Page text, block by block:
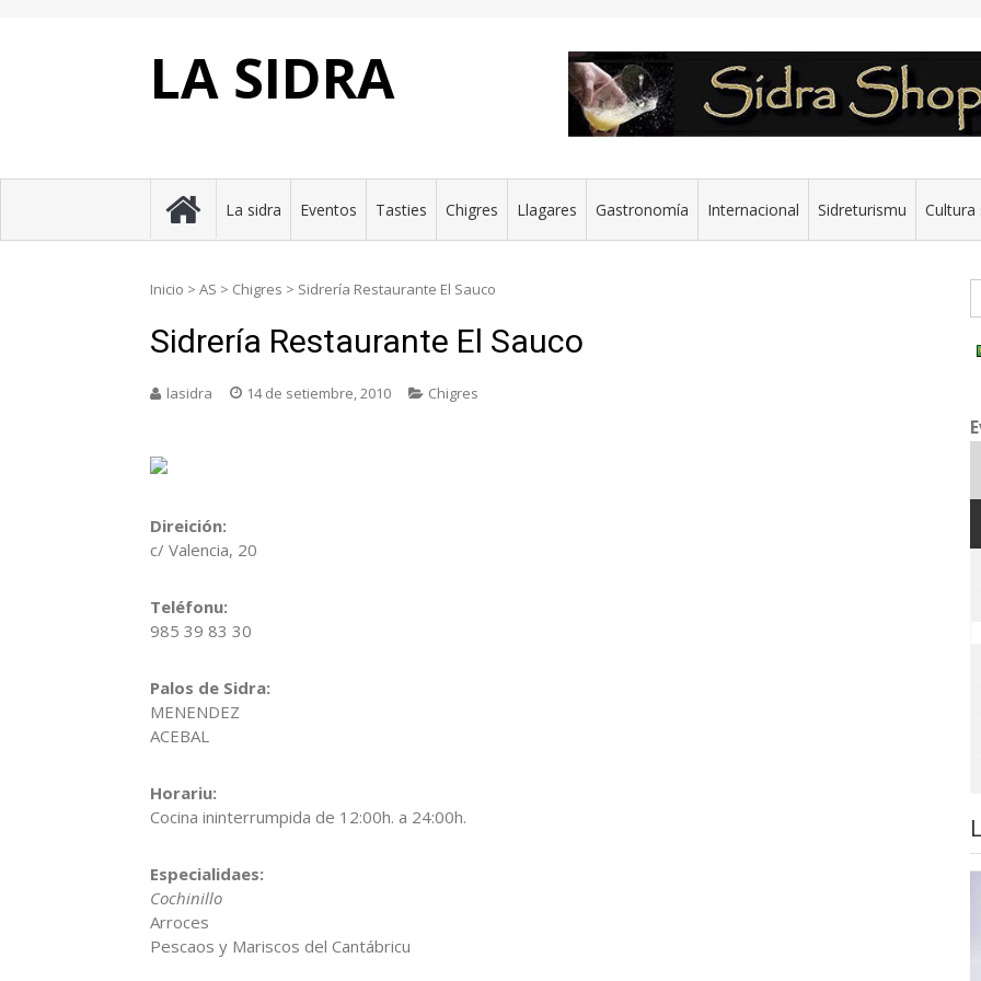
LA SIDRA
La sidra Eventos Tasties Chigres Llagares Gastronomía Internacional Sidreturismu Cultura
Inicio > AS > Chigres > Sidrería Restaurante El Sauco
Sidrería Restaurante El Sauco
lasidra 14 de setiembre, 2010 Chigres
Direición:
c/ Valencia, 20
Teléfonu:
985 39 83 30
Palos de Sidra:
MENENDEZ
ACEBAL
Horariu:
Cocina ininterrumpida de 12:00h. a 24:00h.
Especialidaes:
Cochinillo
Arroces
Pescaos y Mariscos del Cantábricu